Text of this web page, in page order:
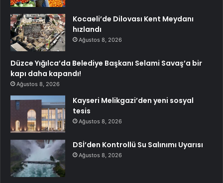
Kocaeli’de Dilovası Kent Meydanı
hızlandı
Ağustos 8, 2026
Düzce Yığılca’da Belediye Başkanı Selami Savaş’a bir
kapı daha kapandı!
Ağustos 8, 2026
Kayseri Melikgazi’den yeni sosyal
tesis
Ağustos 8, 2026
DSİ’den Kontrollü Su Salınımı Uyarısı
Ağustos 8, 2026